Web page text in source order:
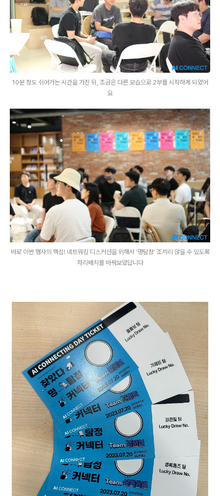
10분 정도 쉬어가는 시간을 가진 뒤, 조금은 다른 모습으로 2부를 시작하게 되었어
요
바로 이번 행사의 핵심! 네트워킹 디스커션을 위해서 '명탐정' 조끼리 앉을 수 있도록
자리배치를 바꿔보았답니다